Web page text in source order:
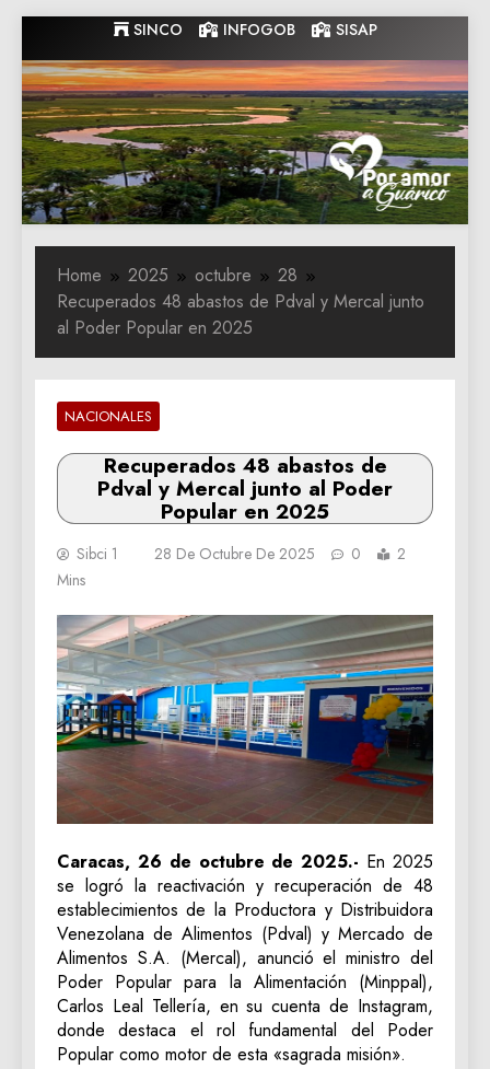
to
content
SINCO INFOGOB SISAP
Gobernacion
de Guarico
Gobernacion de Guarico
Home 2025 octubre
28
Recuperados 48 abastos de Pdval y Mercal junto
al Poder Popular en 2025
NACIONALES
Recuperados 48 abastos de
Pdval y Mercal junto al Poder
Popular en 2025
Sibci 1 28 De Octubre De 2025 0
2
Mins
Caracas, 26 de octubre de 2025.- En 2025
se logró la reactivación y recuperación de 48
establecimientos de la Productora y Distribuidora
Venezolana de Alimentos (Pdval) y Mercado de
Alimentos S.A. (Mercal), anunció el ministro del
Poder Popular para la Alimentación (Minppal),
Carlos Leal Tellería, en su cuenta de Instagram,
donde destaca el rol fundamental del Poder
Popular como motor de esta «sagrada misión».